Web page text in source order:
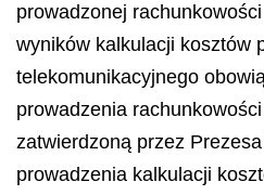
prowadzonej
wyników kalkulacji kosztów
telekomunikacyjnego
prowadzenia
zatwierdzoną przez
prowadzenia kalkulacji